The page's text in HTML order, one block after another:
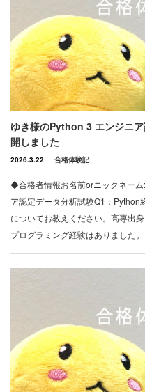
ゆき様のPython 3 エンジニ
開しました
2026.3.22 合格体験記
◆合格者情報お名前orニックネー
ア認定データ分析試験Q1：Python
についてお教えください。高専出
プログラミング経験はありました